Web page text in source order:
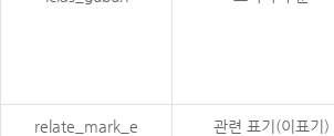
relate_mark_e 관련 표기(이표기)